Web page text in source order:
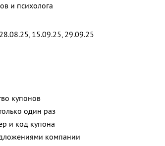
и психолога
15.09.25, 29.09.25
купонов
один раз
и код купона
компании